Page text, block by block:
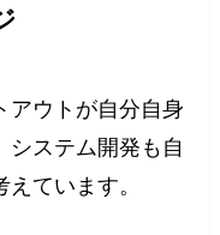
アウトが自分自身
システム開発も自
ています。